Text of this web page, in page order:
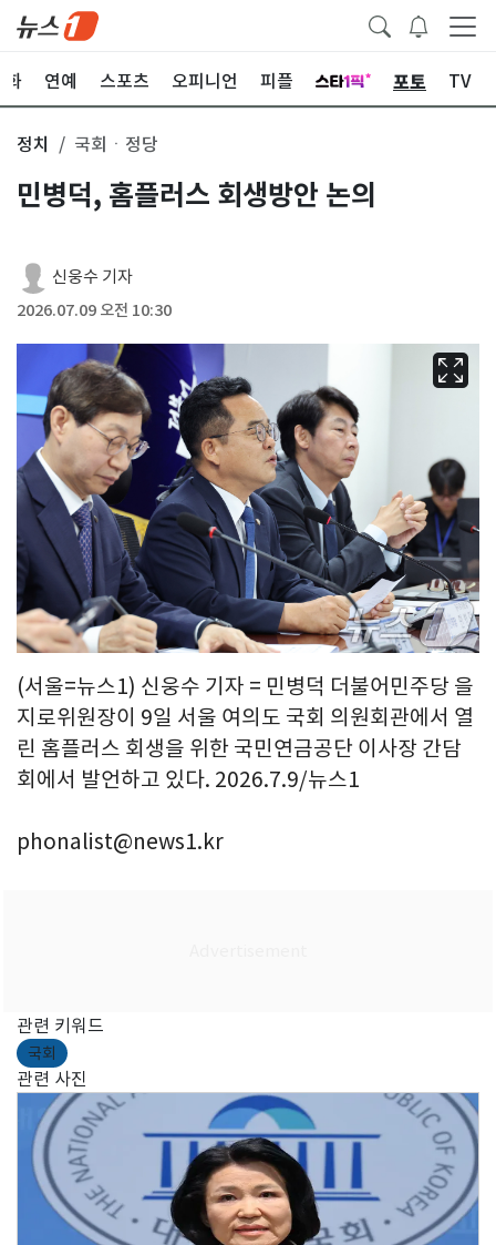
화 연예 스포츠 오피니언 피플 포토 TV
정치 국회ㆍ정당
민병덕, 홈플러스 회생방안 논의
신웅수 기자
2026.07.09 오전 10:30
(서울=뉴스1) 신웅수 기자 = 민병덕 더불어민주당 을
지로위원장이 9일 서울 여의도 국회 의원회관에서 열
린 홈플러스 회생을 위한 국민연금공단 이사장 간담
회에서 발언하고 있다. 2026.7.9/뉴스1
phonalist@news1.kr
관련 키워드
국회
관련 사진